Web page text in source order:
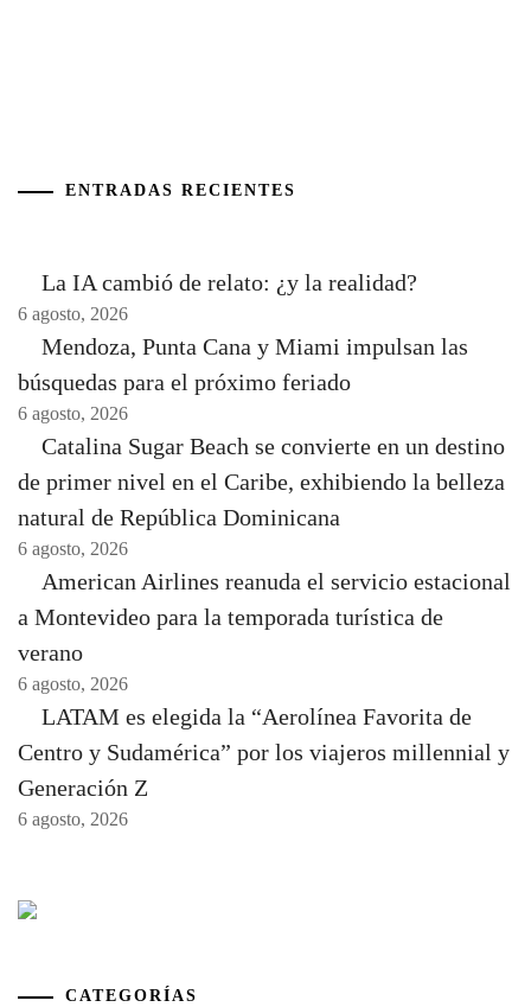
ENTRADAS RECIENTES
La IA cambió de relato: ¿y la realidad?
6 agosto, 2026
Mendoza, Punta Cana y Miami impulsan las
búsquedas para el próximo feriado
6 agosto, 2026
Catalina Sugar Beach se convierte en un destino
de primer nivel en el Caribe, exhibiendo la belleza
natural de República Dominicana
6 agosto, 2026
American Airlines reanuda el servicio estacional
a Montevideo para la temporada turística de
verano
6 agosto, 2026
LATAM es elegida la “Aerolínea Favorita de
Centro y Sudamérica” por los viajeros millennial y
Generación Z
6 agosto, 2026
CATEGORÍAS